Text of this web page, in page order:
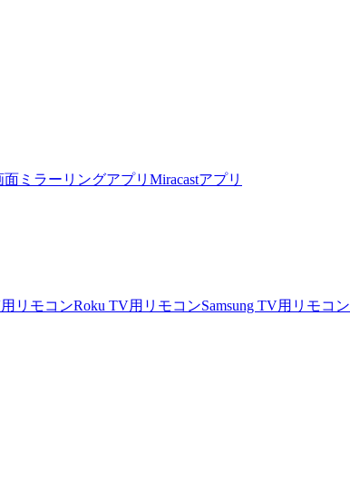
面ミラーリングアプリ Miracastアプリ
リモコンRoku TV用リモコンSamsung TV用リモコン